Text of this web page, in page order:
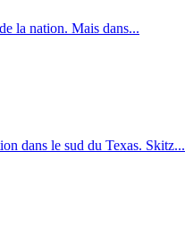
la nation. Mais dans...
dans le sud du Texas. Skitz...